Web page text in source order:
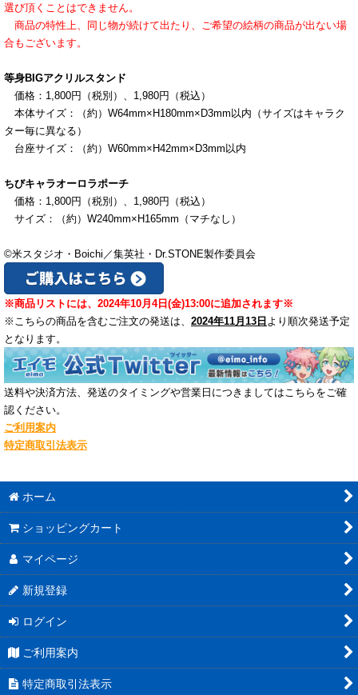
選び頂くことはできません。
商品の特性上、同じ物が続けて出たり、ご希望の絵柄の商品が出ない場
合もございます。
等身BIGアクリルスタンド
価格：1,800円（税別）、1,980円（税込）
本体サイズ：（約）W64mm×H180mm×D3mm以内（サイズはキャラク
ター毎に異なる）
台座サイズ：（約）W60mm×H42mm×D3mm以内
ちびキャラオーロラポーチ
価格：1,800円（税別）、1,980円（税込）
サイズ：（約）W240mm×H165mm（マチなし）
©米スタジオ・Boichi／集英社・Dr.STONE製作委員会
※商品リストには、2024年10月4日(金)13:00に追加されます※
※こちらの商品を含むご注文の発送は、 2024年11月13日 より順次発送予定
となります。
送料や決済方法、発送のタイミングや営業日につきましてはこちらをご確
認ください。
ご利用案内
特定商取引法表示
ホーム
ショッピングカート
マイページ
新規登録
ログイン
ご利用案内
特定商取引法表示